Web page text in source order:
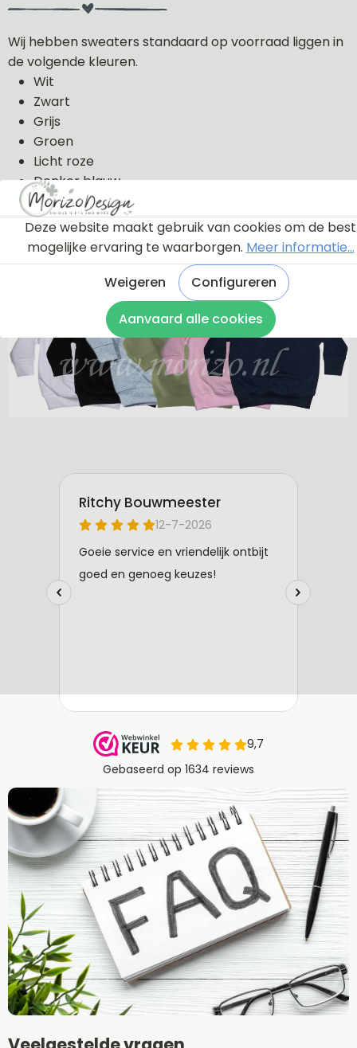
Wij hebben sweaters standaard op voorraad liggen in
de volgende kleuren.
Wit
Zwart
Grijs
Groen
Licht roze
Donker blauw
De sweaters kunnen wij in de volgende maten uit
voorraad leveren: 56, 62, 68, 74, 80, 86, 92, 98 en 104.
De sweaters zijn van 100% katoen gemaakt.
Deze website maakt gebruik van cookies om de best
mogelijke ervaring te waarborgen. Meer informatie...
Weigeren
Configureren
Aanvaard alle cookies